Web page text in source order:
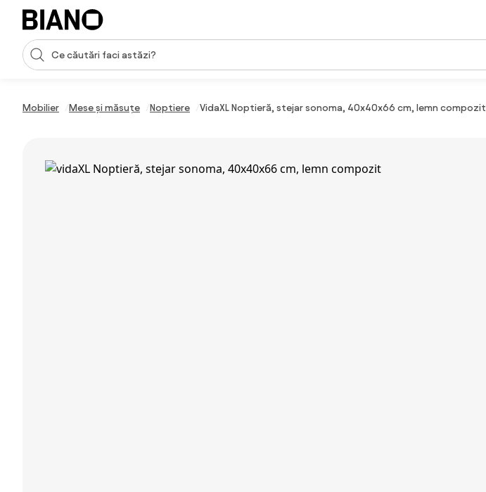
Sari peste navigare, accesează conținutul
Introducerea căutării
Mobilier Mese și măsuțe Noptiere VidaXL Noptieră, stejar sonoma, 40x40x66 cm, lemn compozit